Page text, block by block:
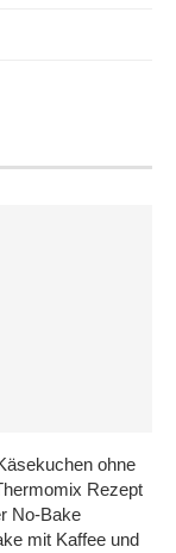
ohne
Rezept
No-Bake
mit Kaffee und